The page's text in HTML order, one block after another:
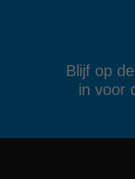
Blijf op
in voor